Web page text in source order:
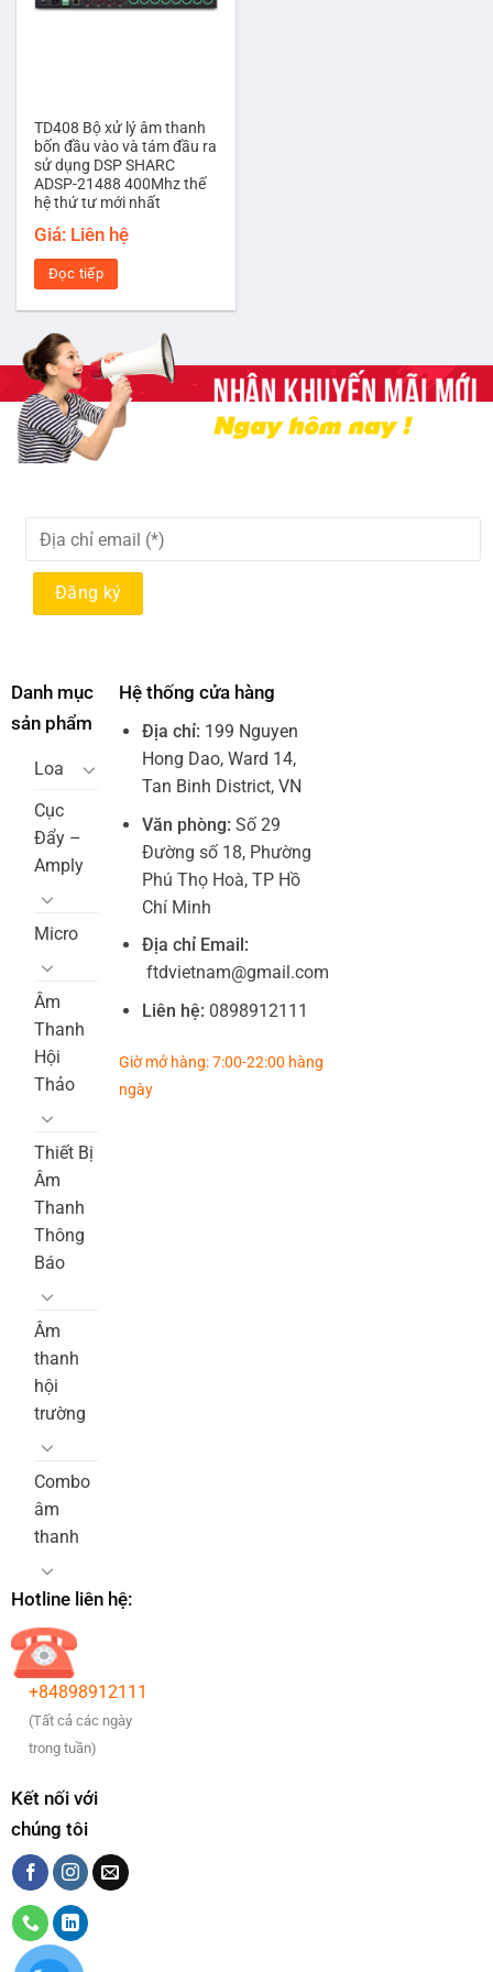
TD408 Bộ xử lý âm thanh
bốn đầu vào và tám đầu ra
sử dụng DSP SHARC
ADSP-21488 400Mhz thế
hệ thứ tư mới nhất
Giá: Liên hệ
Đọc tiếp
Danh mục
sản phẩm
Loa
Cục
Đẩy –
Amply
Micro
Âm
Thanh
Hội
Thảo
Thiết Bị
Âm
Thanh
Thông
Báo
Âm
thanh
hội
trường
Combo
âm
thanh
Hệ thống cửa hàng
Địa chỉ: 199 Nguyen
Hong Dao, Ward 14,
Tan Binh District, VN
Văn phòng: Số 29
Đường số 18, Phường
Phú Thọ Hoà, TP Hồ
Chí Minh
Địa chỉ Email:
ftdvietnam@gmail.com
Liên hệ: 0898912111
Giờ mở hàng: 7:00-22:00 hàng
ngày
Hotline liên hệ:
+84898912111
(Tất cả các ngày
trong tuần)
Kết nối với
chúng tôi